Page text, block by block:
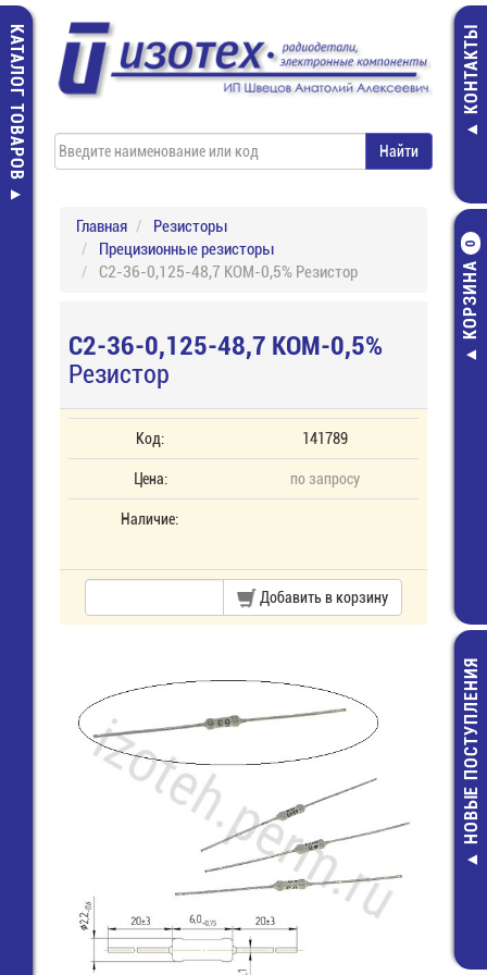
КАТАЛОГ ТОВАРОВ КОНТАКТЫ
КОРЗИНА
0
RQD-4020MS
Вентилятор 40х40х20,
12В
165,00 руб.
CF-1/4W-
КОМ-5%
2,00 руб.
НОВЫЕ ПОСТУПЛЕНИЯ
Главная
Резисторы
Прецизионные резисторы
С2-36-0,125-48,7 КОМ-0,5% Резистор
С2-36-0,125-48,7 КОМ-0,5%
Резистор
Код: 141789
Цена: по запросу
Наличие:
Добавить в корзину